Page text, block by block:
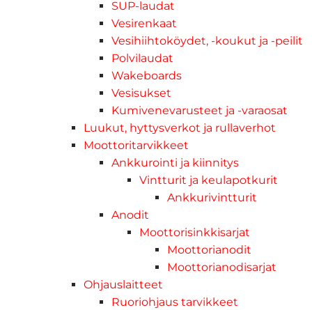
SUP-laudat
Vesirenkaat
Vesihiihtoköydet, -koukut ja -peilit
Polvilaudat
Wakeboards
Vesisukset
Kumivenevarusteet ja -varaosat
Luukut, hyttysverkot ja rullaverhot
Moottoritarvikkeet
Ankkurointi ja kiinnitys
Vintturit ja keulapotkurit
Ankkurivintturit
Anodit
Moottorisinkkisarjat
Moottorianodit
Moottorianodisarjat
Ohjauslaitteet
Ruoriohjaus tarvikkeet